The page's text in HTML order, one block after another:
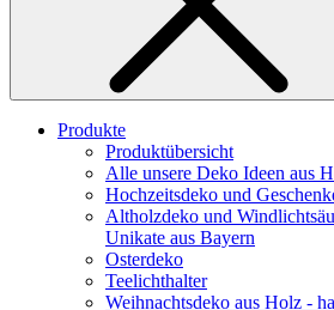
Produkte
Produktübersicht
Alle unsere Deko Ideen aus
Hochzeitsdeko und
Altholzdeko und
Unikate aus Bayern
Osterdeko
Teelichthalter
Weihnachts­deko aus Holz -